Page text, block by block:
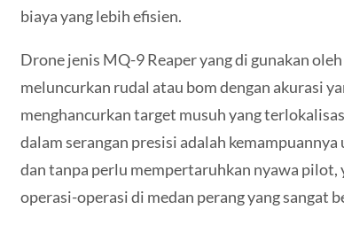
biaya yang lebih efisien.
Drone jenis MQ-9 Reaper yang di gunakan
meluncurkan rudal atau bom dengan akurasi
menghancurkan target musuh yang
dalam serangan presisi adalah
dan tanpa perlu mempertaruhkan nyawa
operasi-operasi di medan perang yang sangat